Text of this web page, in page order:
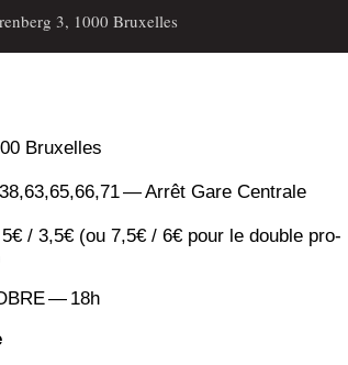
3, 1000 Bruxelles
Bruxelles
— Arrêt Gare Centrale
/ 3,5€ (ou 7,5€ / 6€ pour le double pro­
— 18h